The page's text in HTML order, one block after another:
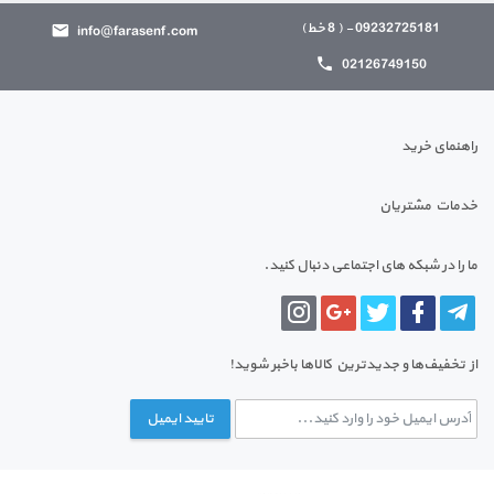
09232725181 - ( 8 خط)
02126749150
info@farasenf.com
راهنمای خرید
خدمات مشتریان
ما را در شبکه های اجتماعی دنبال کنید.
از تخفیف‌ها و جدیدترین‌ کالاها باخبر شوید!
تایید ایمیل